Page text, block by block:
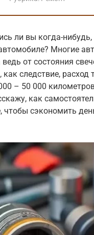
ли вы когда-
Многие
от состояния
как следствие,
– 50 000
как
чтобы сэкономить